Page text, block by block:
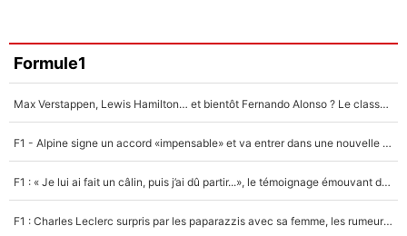
Faris Moumbagna
4%
Un autre joueur
5%
Formule1
Max Verstappen, Lewis Hamilton… et bientôt Fernando Alonso ? Le classement des pilotes les mieux payés en Formule 1 risque de changer !
F1 - Alpine signe un accord «impensable» et va entrer dans une nouvelle dimension : Grande nouvelle pour Pierre Gasly !
F1 : « Je lui ai fait un câlin, puis j’ai dû partir...», le témoignage émouvant de Max Verstappen sur sa fille
F1 : Charles Leclerc surpris par les paparazzis avec sa femme, les rumeurs étaient vraies !